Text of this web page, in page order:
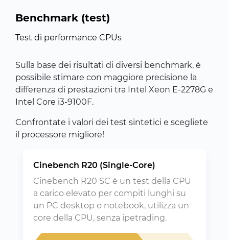
Benchmark (test)
Test di performance CPUs
Sulla base dei risultati di diversi benchmark, è
possibile stimare con maggiore precisione la
differenza di prestazioni tra Intel Xeon E-2278G e
Intel Core i3-9100F.
Confrontate i valori dei test sintetici e scegliete
il processore migliore!
Cinebench R20 (Single-Core)
Cinebench R20 SC è un test della CPU
a carico elevato per compiti lunghi su
un PC desktop o notebook, utilizza un
core della CPU, senza ipetrading.